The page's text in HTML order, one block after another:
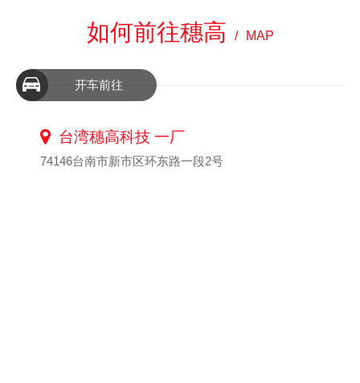
如何前往穗高 MAP
开车前往
台湾穗高科技 一厂
74146台南市新市区环东路一段2号